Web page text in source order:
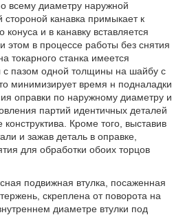
всему диаметру наружной
канавка примыкает к
и в канавку вставляется
в процессе работы без снятия
токарного станка имеется
пазом одной толщины на шайбу с
минимизирует время н подналадки
оправки по наружному диаметру и
партий идентичных деталей
Кроме того, выставив
и зажав деталь в оправке,
для обработки обоих торцов
подвижная втулка, посаженная
скреплена от поворота на
диаметре втулки под